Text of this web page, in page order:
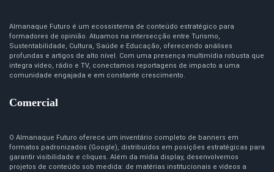
Almanaque Futuro é um ecossistema de conteúdo estratégico para
formadores de opinião. Atuamos na intersecção entre Turismo,
Sustentabilidade, Cultura, Saúde e Educação, oferecendo análises
profundas e artigos de alto nível. Com uma presença multimídia robusta que
integra vídeo, rádio e TV, conectamos reportagens de impacto a uma
comunidade engajada e em constante crescimento.
Comercial
O Almanaque Futuro oferece um inventário completo de banners em
formatos padronizados (Google), distribuídos em posições estratégicas para
garantir visibilidade e cliques. Além da mídia display, desenvolvemos
projetos de conteúdo sob medida: de matérias institucionais e vídeos a